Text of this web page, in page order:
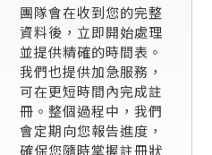
資料後，立即開始處理
並提供精確的時間表。
我們也提供加急服務，
可在更短時間內完成註
冊。整個過程中，我們
會定期向您報告進度，
確保您隨時掌握註冊狀
況。